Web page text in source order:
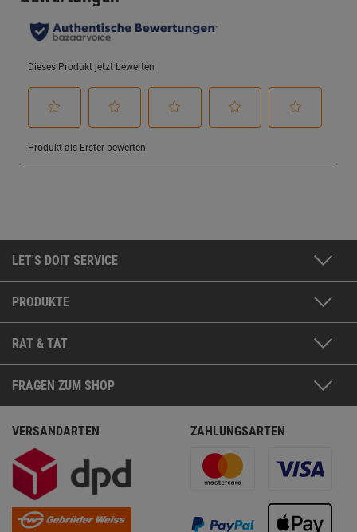
LET'S DOIT SERVICE
PRODUKTE
RAT & TAT
FRAGEN ZUM SHOP
VERSANDARTEN ZAHLUNGSARTEN